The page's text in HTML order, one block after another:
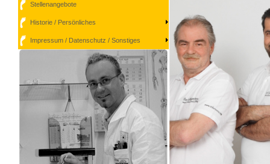
Stellenangebote
Historie / Persönliches
Impressum / Datenschutz / Sonstiges